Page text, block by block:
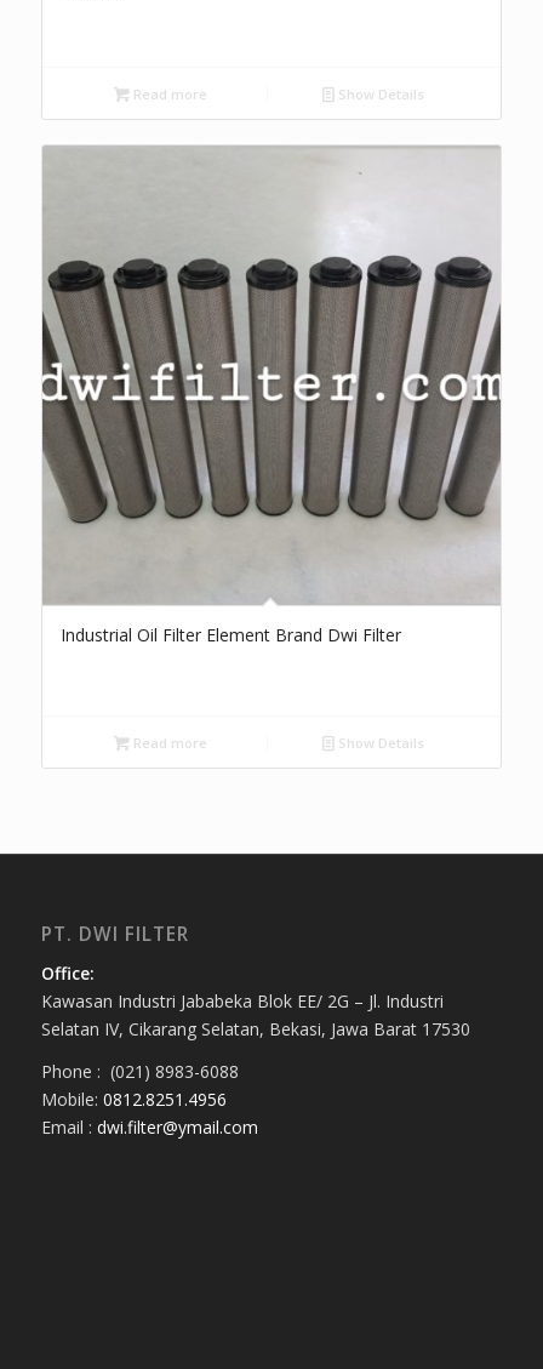
Read more Show Details
Industrial Oil Filter Element Brand Dwi Filter
Read more Show Details
PT. DWI FILTER
Office:
Kawasan Industri Jababeka Blok EE/ 2G – Jl. Industri
Selatan IV, Cikarang Selatan, Bekasi, Jawa Barat 17530
Phone : (021) 8983-6088
Mobile: 0812.8251.4956
Email : dwi.filter@ymail.com